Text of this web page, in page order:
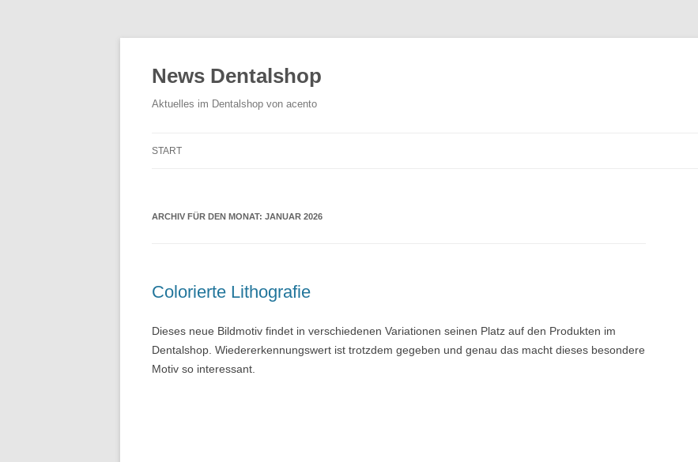
News Dentalshop
Aktuelles im Dentalshop von acento
START
ARCHIV FÜR DEN MONAT: JANUAR 2026
Colorierte Lithografie
Dieses neue Bildmotiv findet in verschiedenen Variationen seinen Platz auf den Produkten im
Dentalshop. Wiedererkennungswert ist trotzdem gegeben und genau das macht dieses besondere
Motiv so interessant.